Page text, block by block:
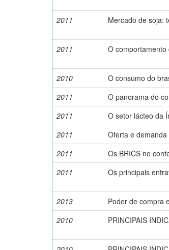
2011
Mercado de soja:
2011
O
2010
O consumo do
2011
O panorama do
2011
O setor lácteo da
2011
Oferta e
2011
Os BRICS no
2011
Os principais
2013
Poder de compra
2010
PRINCIPAIS